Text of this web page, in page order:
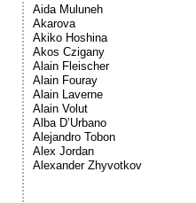
Aida Muluneh
Akarova
Akiko Hoshina
Akos Czigany
Alain Fleischer
Alain Fouray
Alain Laverne
Alain Volut
Alba D’Urbano
Alejandro Tobon
Alex Jordan
Alexander Zhyvotkov